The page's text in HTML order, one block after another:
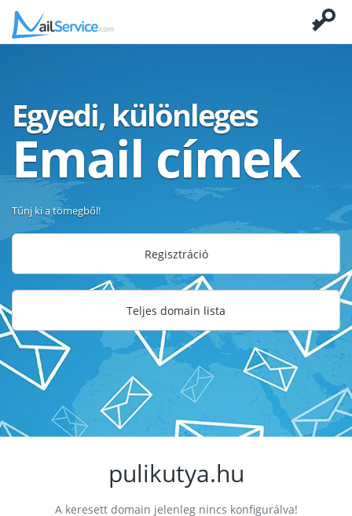
Egyedi, különleges
Email címek
Tűnj ki a tömegből!
Regisztráció
Teljes domain lista
pulikutya.hu
A keresett domain jelenleg nincs konfigurálva!